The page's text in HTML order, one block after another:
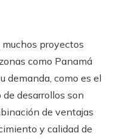
proyectos
como Panamá
demanda, como es el
de desarrollos son
de ventajas
y calidad de